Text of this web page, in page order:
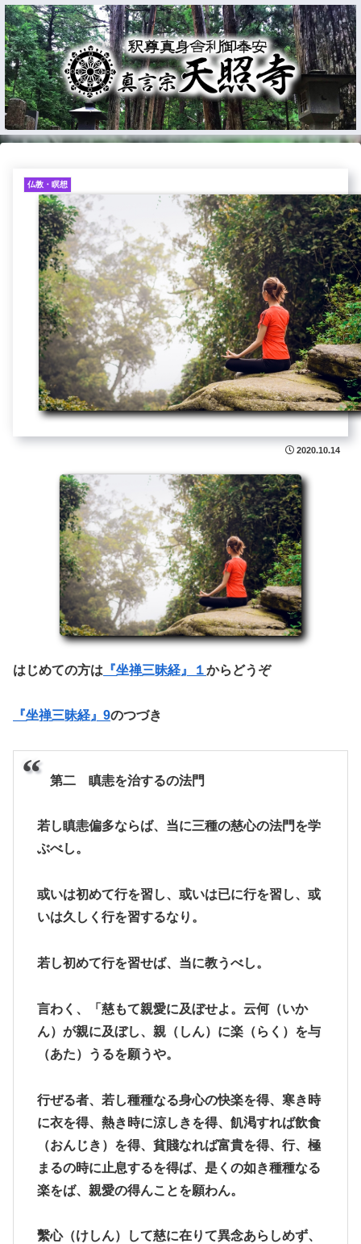
仏教・瞑想
2020.10.14
はじめての方は 『坐禅三昧経』１からどうぞ
『坐禅三昧経』9のつづき
第二 瞋恚を治するの法門
若し瞋恚偏多ならば、当に三種の慈心の法門を学
ぶべし。
或いは初めて行を習し、或いは已に行を習し、或
いは久しく行を習するなり。
若し初めて行を習せば、当に教うべし。
言わく、「慈もて親愛に及ぼせよ。云何（いか
ん）が親に及ぼし、親（しん）に楽（らく）を与
（あた）うるを願うや。
行ぜる者、若し種種なる身心の快楽を得、寒き時
に衣を得、熱き時に涼しきを得、飢渇すれば飲食
（おんじき）を得、貧賤なれば富貴を得、行、極
まるの時に止息するを得ば、是くの如き種種なる
楽をば、親愛の得んことを願わん。
繫心（けしん）して慈に在りて異念あらしめず、